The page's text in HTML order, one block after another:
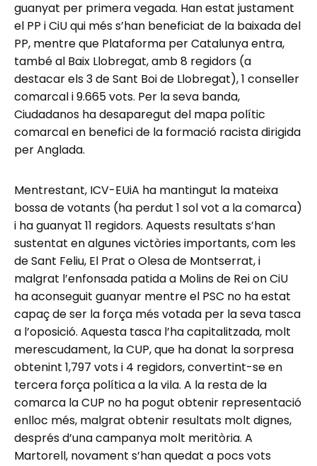
guanyat per primera vegada. Han estat justament
el PP i CiU qui més s’han beneficiat de la baixada del
PP, mentre que Plataforma per Catalunya entra,
també al Baix Llobregat, amb 8 regidors (a
destacar els 3 de Sant Boi de Llobregat), 1 conseller
comarcal i 9.665 vots. Per la seva banda,
Ciudadanos ha desaparegut del mapa polític
comarcal en benefici de la formació racista dirigida
per Anglada.
Mentrestant, ICV-EUiA ha mantingut la mateixa
bossa de votants (ha perdut 1 sol vot a la comarca)
i ha guanyat 11 regidors. Aquests resultats s’han
sustentat en algunes victòries importants, com les
de Sant Feliu, El Prat o Olesa de Montserrat, i
malgrat l’enfonsada patida a Molins de Rei on CiU
ha aconseguit guanyar mentre el PSC no ha estat
capaç de ser la força més votada per la seva tasca
a l’oposició. Aquesta tasca l’ha capitalitzada, molt
merescudament, la CUP, que ha donat la sorpresa
obtenint 1,797 vots i 4 regidors, convertint-se en
tercera força política a la vila. A la resta de la
comarca la CUP no ha pogut obtenir representació
enlloc més, malgrat obtenir resultats molt dignes,
després d’una campanya molt meritòria. A
Martorell, novament s’han quedat a pocs vots